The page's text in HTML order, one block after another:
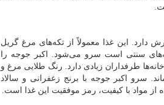
این غذا معمولاً از تکه‌های مرغ گریل
سنتی است سرو می‌شود. اکبر جوجه را
طرفداران زیادی دارد. رنگ طلایی مرغ و
سرو اکبر جوجه با برنج زعفرانی و سالاد
از مواد با کیفیت، رمز موفقیت این غذا است.